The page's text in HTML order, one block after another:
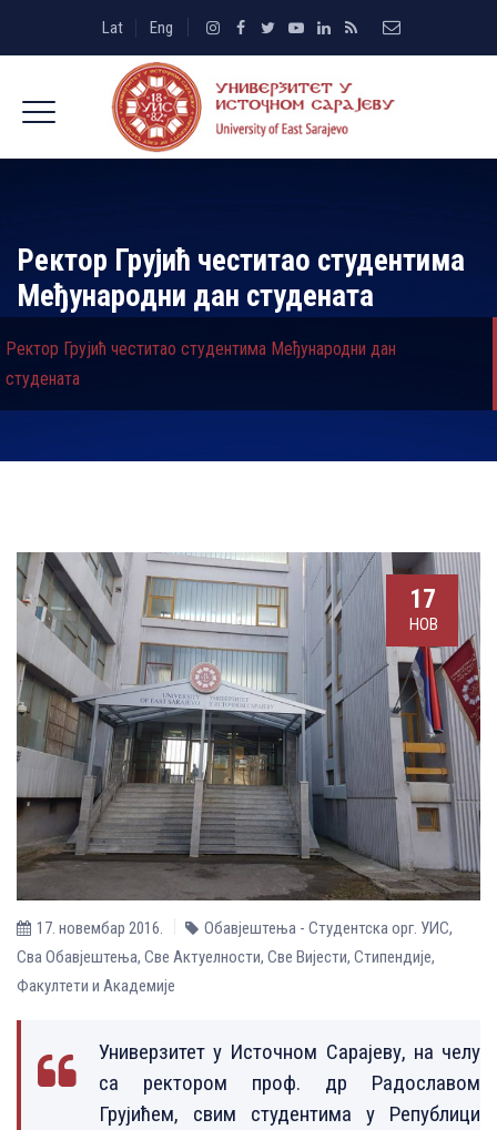
Lat Eng
Ректор Грујић честитао студентима
Међународни дан студената
Ректор Грујић честитао студентима Међународни дан
студената
17
НОВ
17. новембар 2016. Обавјештења - Студентска орг. УИС,
Сва Обавјештења, Све Aктуелности, Све Вијести, Стипендије,
Факултети и Академије
Универзитет у Источном Сарајеву, на челу
са ректором проф. др Радославом
Грујићем, свим студентима у Републици